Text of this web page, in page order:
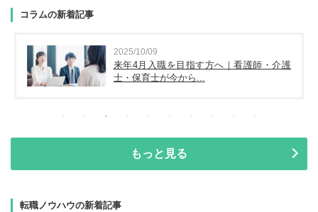
コラムの新着記事
2025/10/09
来年4月入職を目指す方へ｜看護師・介護
士・保育士が今から...
もっと見る
転職ノウハウの新着記事